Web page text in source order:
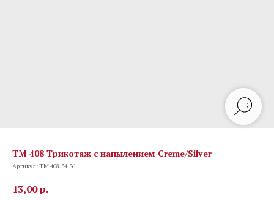
TM 408 Трикотаж с напылением Creme/Silver
Артикул:TM 408.34.56
13,00р.